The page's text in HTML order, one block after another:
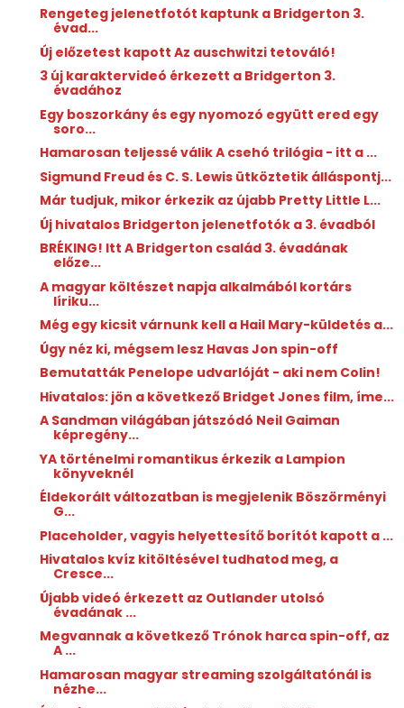
Rengeteg jelenetfotót kaptunk a Bridgerton 3.
évad...
Új előzetest kapott Az auschwitzi tetováló!
3 új karaktervideó érkezett a Bridgerton 3.
évadához
Egy boszorkány és egy nyomozó együtt ered egy
soro...
Hamarosan teljessé válik A csehó trilógia - itt a ...
Sigmund Freud és C. S. Lewis ütköztetik álláspontj...
Már tudjuk, mikor érkezik az újabb Pretty Little L...
Új hivatalos Bridgerton jelenetfotók a 3. évadból
BRÉKING! Itt A Bridgerton család 3. évadának
előze...
A magyar költészet napja alkalmából kortárs
líriku...
Még egy kicsit várnunk kell a Hail Mary-küldetés a...
Úgy néz ki, mégsem lesz Havas Jon spin-off
Bemutatták Penelope udvarlóját - aki nem Colin!
Hivatalos: jön a következő Bridget Jones film, íme...
A Sandman világában játszódó Neil Gaiman
képregény...
YA történelmi romantikus érkezik a Lampion
könyveknél
Éldekorált változatban is megjelenik Böszörményi
G...
Placeholder, vagyis helyettesítő borítót kapott a ...
Hivatalos kvíz kitöltésével tudhatod meg, a
Cresce...
Újabb videó érkezett az Outlander utolsó
évadának ...
Megvannak a következő Trónok harca spin-off, az
A ...
Hamarosan magyar streaming szolgáltatónál is
nézhe...